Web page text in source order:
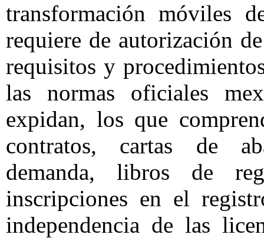
transformación móviles
requiere de autorización
requisitos y
las normas oficiales
expidan, los que
contratos, cartas de
demanda, libros de
inscripciones en el
independencia de las